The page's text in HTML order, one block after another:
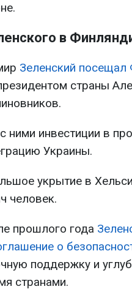
в
Зеленский
страны
ними инвестиции в
Украины.
укрытие в
человек.
прошлого года
о
поддержку и
странами.